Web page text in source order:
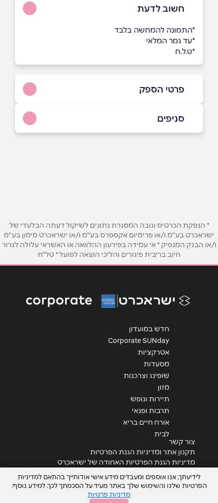
חשוב לדעת
*התמונה להמחשה בלבד
*עד גמר המלאי
*ט.ל.ח
פרטי הספק
נושא
אנא חזרו אלי בקשר ל...
סניפים
* הנפקת הכרטיס וגובה המסגרת נתונים לשיקול דעתה הבלעדי של
ישראכרט בע"מ ו/או פרימיום אקספרס בע"מ ו/או ישראכרט מימון בע"מ
ו/או הבנק המנפיק * אי עמידה בפירעון ההלוואה או האשראי עלולה לגרור
חיוב בריבית פיגורים והליכי הוצאה לפועל * טל"ח
חדש במועדון
Corporate SUNday
אטרקציות
מסעדות
שופינג וצרכנות
מזון
תיירות ונופש
תרבות ופנאי
אורח חיים בריא
לבית
צור קשר
תקנון אתר ומדיניות הגנת הפרטיות
מדיניות הגנת הפרטיות האחודה של ישראכרט
הצהרת נגישות
לידיעתך, אנו אוספים ומעבדים מידע אישי אודותייך בהתאם למדיניות
הפרטיות שלנו והשימוש שלך באתר מעיד על הסכמתך לכך. למידע נוסף:
מדיניות פרטיות